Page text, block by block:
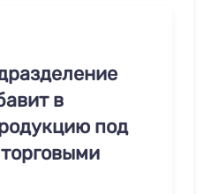
в
под